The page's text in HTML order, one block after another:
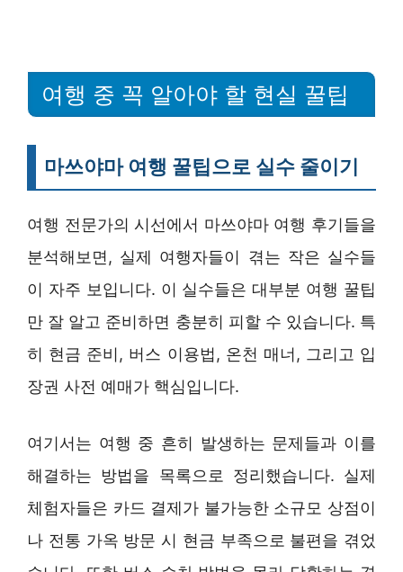
여행 중 꼭 알아야 할 현실 꿀팁
마쓰야마 여행 꿀팁으로 실수 줄이기
여행 전문가의 시선에서 마쓰야마 여행 후기들을
분석해보면, 실제 여행자들이 겪는 작은 실수들
이 자주 보입니다. 이 실수들은 대부분 여행 꿀팁
만 잘 알고 준비하면 충분히 피할 수 있습니다. 특
히 현금 준비, 버스 이용법, 온천 매너, 그리고 입
장권 사전 예매가 핵심입니다.
여기서는 여행 중 흔히 발생하는 문제들과 이를
해결하는 방법을 목록으로 정리했습니다. 실제
체험자들은 카드 결제가 불가능한 소규모 상점이
나 전통 가옥 방문 시 현금 부족으로 불편을 겪었